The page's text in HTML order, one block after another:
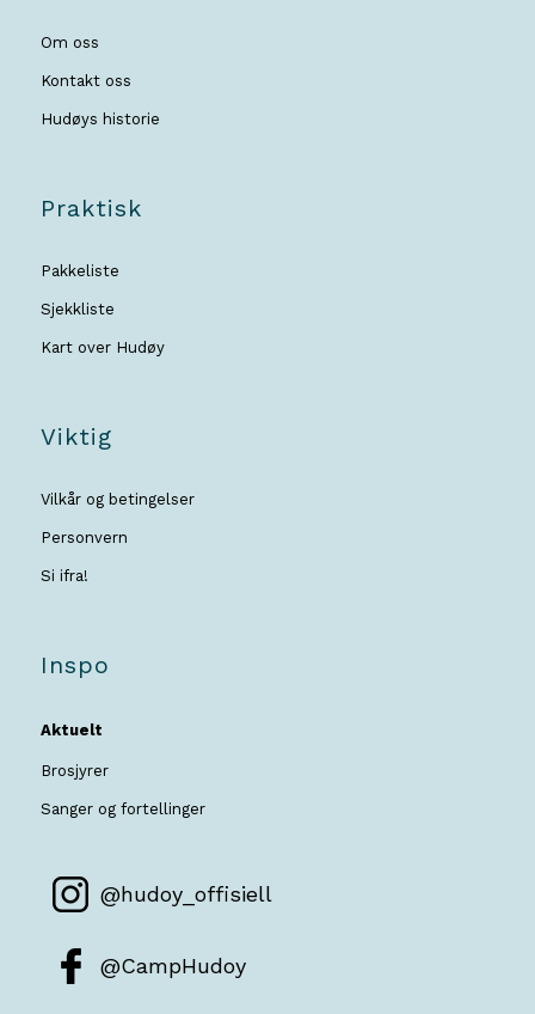
Om oss
Kontakt oss
Hudøys historie
Praktisk
Pakkeliste
Sjekkliste
Kart over Hudøy
Viktig
Vilkår og betingelser
Personvern
Si ifra!
Inspo
Aktuelt
Brosjyrer
Sanger og fortellinger
@hudoy_offisiell
@CampHudoy